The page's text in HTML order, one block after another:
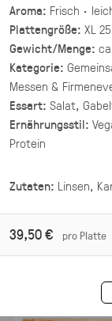
Aroma: Frisch ·
Plattengröße: XL
Gewicht/Menge:
Kategorie:
Messen &
Essart: Salat,
Ernährungsstil:
Protein
Zutaten: Linsen,
Pfeffer
39,50 € pro Platte
Asiatische